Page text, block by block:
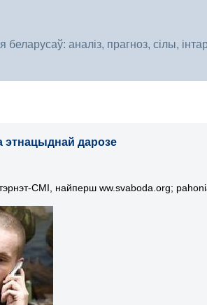
аналіз, прагноз, сілы,
этнацыднай дарозе
СМІ, найпершww.svaboda.org;